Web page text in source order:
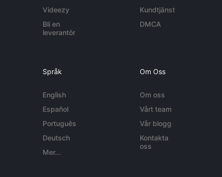
Videezy
Bli en
leverantör
Kundtjänst
DMCA
Språk
English
Español
Português
Deutsch
Mer...
Om Oss
Om oss
Vårt team
Vår blogg
Kontakta
oss